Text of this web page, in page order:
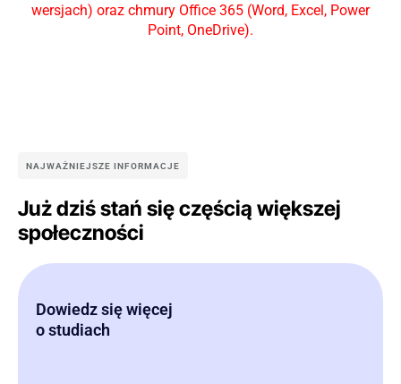
wersjach) oraz chmury Office 365 (Word, Excel, Power
Point, OneDrive).
NAJWAŻNIEJSZE INFORMACJE
Już dziś stań się częścią większej
społeczności
Dowiedz się więcej
o studiach